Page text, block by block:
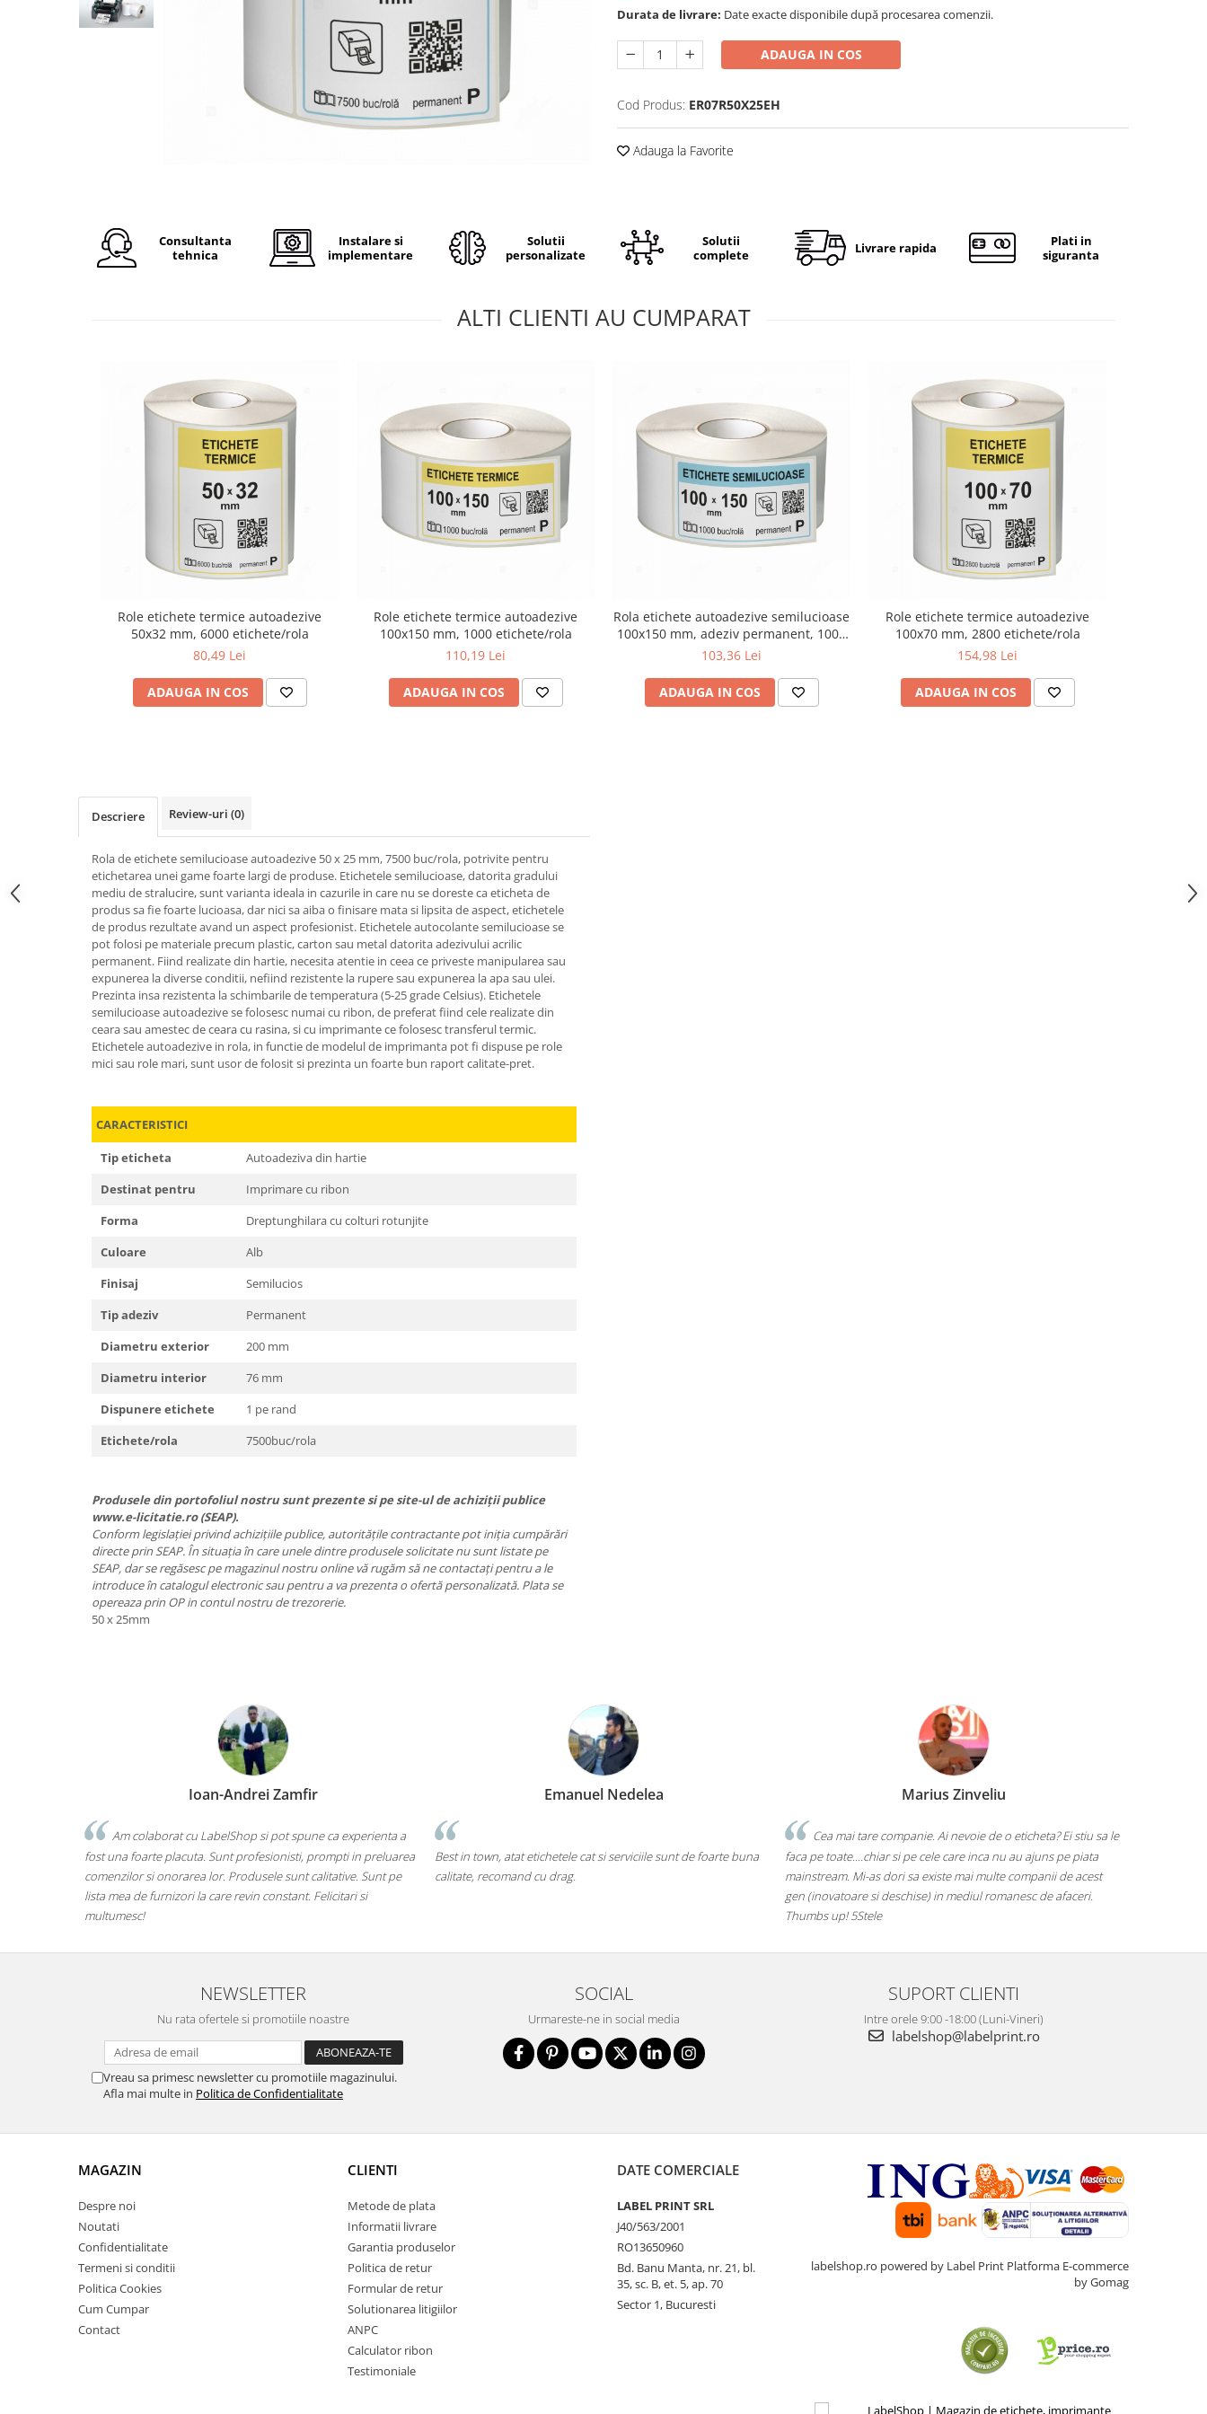
Plicuri de carton
Plicuri cu bule
Separatoare carton si coltare
Durata de livrare: Date exacte disponibile după procesarea comenzii.
ADAUGA IN COS
Cod Produs: ER07R50X25EH
Adauga la Favorite
Consultanta
tehnica
Instalare si
implementare
Solutii
personalizate
Solutii
complete
Livrare rapida
Plati in
siguranta
ALTI CLIENTI AU CUMPARAT
Role etichete termice autoadezive
50x32 mm, 6000 etichete/rola
80,49 Lei
ADAUGA IN COS
Role etichete termice autoadezive
100x150 mm, 1000 etichete/rola
110,19 Lei
ADAUGA IN COS
Rola etichete autoadezive semilucioase
100x150 mm, adeziv permanent, 1000
etichete/rola
103,36 Lei
ADAUGA IN COS
Role etichete termice autoadezive
100x70 mm, 2800 etichete/rola
154,98 Lei
ADAUGA IN COS
Descriere Review-uri (0)
Rola de etichete semilucioase autoadezive 50 x 25 mm, 7500 buc/rola, potrivite pentru
etichetarea unei game foarte largi de produse. Etichetele semilucioase, datorita gradului
mediu de stralucire, sunt varianta ideala in cazurile in care nu se doreste ca eticheta de
produs sa fie foarte lucioasa, dar nici sa aiba o finisare mata si lipsita de aspect, etichetele
de produs rezultate avand un aspect profesionist. Etichetele autocolante semilucioase se
pot folosi pe materiale precum plastic, carton sau metal datorita adezivului acrilic
permanent. Fiind realizate din hartie, necesita atentie in ceea ce priveste manipularea sau
expunerea la diverse conditii, nefiind rezistente la rupere sau expunerea la apa sau ulei.
Prezinta insa rezistenta la schimbarile de temperatura (5-25 grade Celsius). Etichetele
semilucioase autoadezive se folosesc numai cu ribon, de preferat fiind cele realizate din
ceara sau amestec de ceara cu rasina, si cu imprimante ce folosesc transferul termic.
Etichetele autoadezive in rola, in functie de modelul de imprimanta pot fi dispuse pe role
mici sau role mari, sunt usor de folosit si prezinta un foarte bun raport calitate-pret.
CARACTERISTICI
Tip eticheta
Autoadeziva din hartie
Destinat pentru
Imprimare cu ribon
Forma
Dreptunghilara cu colturi rotunjite
Culoare
Alb
Finisaj
Semilucios
Tip adeziv
Permanent
Diametru exterior
200 mm
Diametru interior
76 mm
Dispunere etichete
1 pe rand
Etichete/rola
7500buc/rola
Produsele din portofoliul nostru sunt prezente si pe site-ul de achiziții publice
www.e-licitatie.ro (SEAP).
Conform legislației privind achizițiile publice, autoritățile contractante pot iniția cumpărări
directe prin SEAP. În situația în care unele dintre produsele solicitate nu sunt listate pe
SEAP, dar se regăsesc pe magazinul nostru online vă rugăm să ne contactați pentru a le
introduce în catalogul electronic sau pentru a va prezenta o ofertă personalizată. Plata se
opereaza prin OP in contul nostru de trezorerie.
50 x 25mm
Ioan-Andrei Zamfir
Am colaborat cu LabelShop si pot spune ca experienta a
fost una foarte placuta. Sunt profesionisti, prompti in preluarea
comenzilor si onorarea lor. Produsele sunt calitative. Sunt pe
lista mea de furnizori la care revin constant. Felicitari si
multumesc!
Emanuel Nedelea
Best in town, atat etichetele cat si serviciile sunt de foarte buna
calitate, recomand cu drag.
Marius Zinveliu
Cea mai tare companie. Ai nevoie de o eticheta? Ei stiu sa le
faca pe toate....chiar si pe cele care inca nu au ajuns pe piata
mainstream. Mi-as dori sa existe mai multe companii de acest
gen (inovatoare si deschise) in mediul romanesc de afaceri.
Thumbs up! 5Stele
NEWSLETTER
Nu rata ofertele si promotiile noastre
Vreau sa primesc newsletter cu promotiile magazinului.
Afla mai multe in Politica de Confidentialitate
SOCIAL
Urmareste-ne in social media
SUPORT CLIENTI
Intre orele 9:00 -18:00 (Luni-Vineri)
labelshop@labelprint.ro
MAGAZIN
Despre noi
Noutati
Confidentialitate
Termeni si conditii
Politica Cookies
Cum Cumpar
Contact
CLIENTI
Metode de plata
Informatii livrare
Garantia produselor
Politica de retur
Formular de retur
Solutionarea litigiilor
ANPC
Calculator ribon
Testimoniale
DATE COMERCIALE
LABEL PRINT SRL
J40/563/2001
RO13650960
Bd. Banu Manta, nr. 21, bl.
35, sc. B, et. 5, ap. 70
Sector 1, Bucuresti
labelshop.ro powered by Label Print Platforma E-commerce
by Gomag